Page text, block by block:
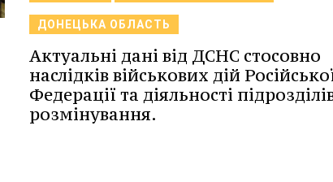
ДОНЕЦЬКА ОБЛАСТЬ
Актуальні дані від ДСНС стосовно
наслідків військових дій
Федерації та діяльності
розмінування.